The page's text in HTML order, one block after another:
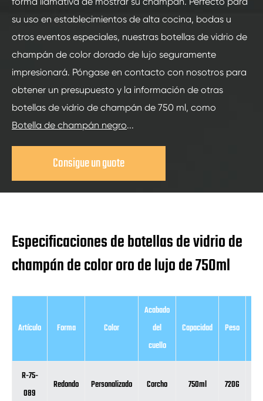
su uso en establecimientos de alta cocina, bodas u
otros eventos especiales, nuestras botellas de vidrio de
champán de color dorado de lujo seguramente
impresionará. Póngase en contacto con nosotros para
obtener un presupuesto y la información de otras
botellas de vidrio de champán de 750 ml, como
Botella de champán negro...
Consigue un guote
Especificaciones de botellas de vidrio de
champán de color oro de lujo de 750ml
Artículo Forma Color
Acabado
del
cuello
Capacidad Peso
R-75-
089
Redondo Personalizado Corcho 750ml 720G